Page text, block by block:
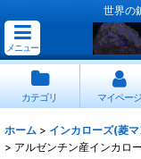
世界の
メニュー
カテゴリ マイページ
ホーム > インカローズ(菱
> アルゼンチン産インカロ